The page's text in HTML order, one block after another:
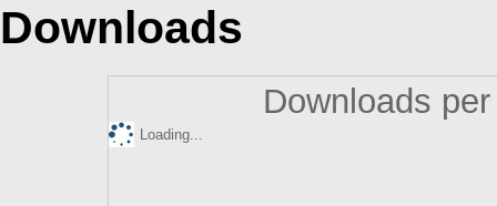
Downloads
Downloads
Loading...